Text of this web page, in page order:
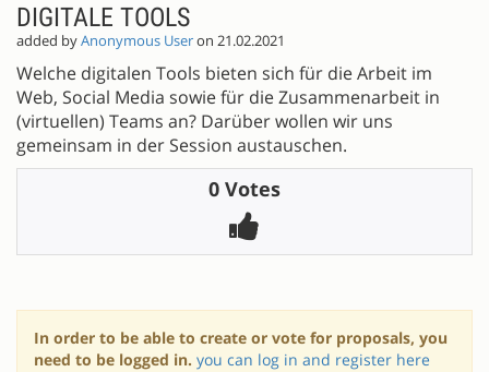
DIGITALE TOOLS
added byAnonymous Useron 21.02.2021
Welche digitalen Tools bieten sich für die Arbeit im
Web, Social Media sowie für die Zusammenarbeit in
(virtuellen) Teams an? Darüber wollen wir uns
gemeinsam in der Session austauschen.
0 Votes
In order to be able to create or vote for proposals, you
need to be logged in. you can log in and register here